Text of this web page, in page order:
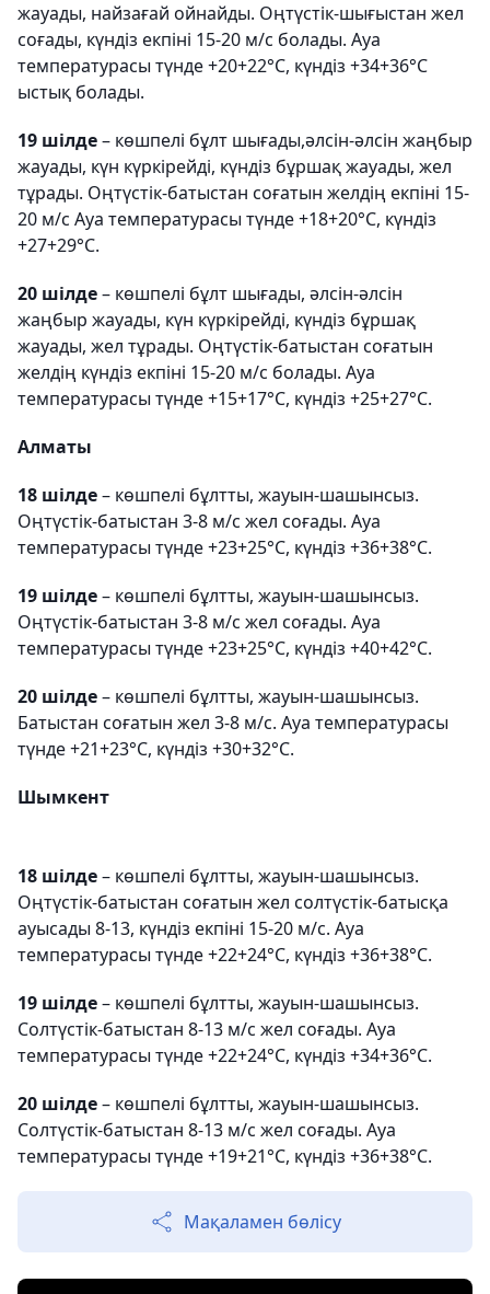
жауады, найзағай ойнайды. Оңтүстік-шығыстан жел
соғады, күндіз екпіні 15-20 м/с болады. Ауа
температурасы түнде +20+22°C, күндіз +34+36°C
ыстық болады.
19 шілде– көшпелі бұлт шығады,әлсін-әлсін жаңбыр
жауады, күн күркірейді, күндіз бұршақ жауады, жел
тұрады. Оңтүстік-батыстан соғатын желдің екпіні 15-
20 м/с Ауа температурасы түнде +18+20°C, күндіз
+27+29°C.
20 шілде– көшпелі бұлт шығады, әлсін-әлсін
жаңбыр жауады, күн күркірейді, күндіз бұршақ
жауады, жел тұрады. Оңтүстік-батыстан соғатын
желдің күндіз екпіні 15-20 м/с болады. Ауа
температурасы түнде +15+17°С, күндіз +25+27°С.
Алматы
18 шілде– көшпелі бұлтты, жауын-шашынсыз.
Оңтүстік-батыстан 3-8 м/с жел соғады. Ауа
температурасы түнде +23+25°С, күндіз +36+38°С.
19 шілде– көшпелі бұлтты, жауын-шашынсыз.
Оңтүстік-батыстан 3-8 м/с жел соғады. Ауа
температурасы түнде +23+25°С, күндіз +40+42°С.
20 шілде– көшпелі бұлтты, жауын-шашынсыз.
Батыстан соғатын жел 3-8 м/с. Ауа температурасы
түнде +21+23°С, күндіз +30+32°С.
Шымкент
18 шілде– көшпелі бұлтты, жауын-шашынсыз.
Оңтүстік-батыстан соғатын жел солтүстік-батысқа
ауысады 8-13, күндіз екпіні 15-20 м/с. Ауа
температурасы түнде +22+24°С, күндіз +36+38°С.
19 шілде– көшпелі бұлтты, жауын-шашынсыз.
Солтүстік-батыстан 8-13 м/с жел соғады. Ауа
температурасы түнде +22+24°С, күндіз +34+36°С.
20 шілде– көшпелі бұлтты, жауын-шашынсыз.
Солтүстік-батыстан 8-13 м/с жел соғады. Ауа
температурасы түнде +19+21°С, күндіз +36+38°С.
Мақаламен бөлісу